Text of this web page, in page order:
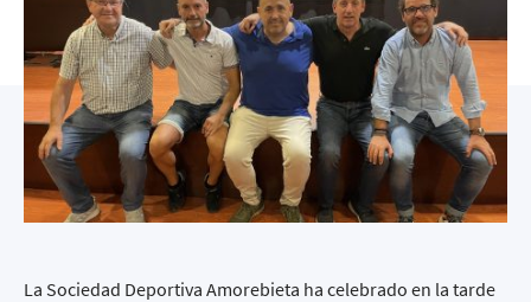
La Sociedad Deportiva Amorebieta ha celebrado en la tarde